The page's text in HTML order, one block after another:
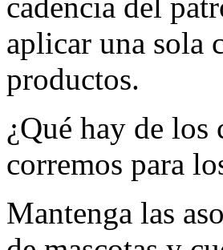
aplicar una sola
productos.
¿Qué hay de
corremos para
Mantenga las